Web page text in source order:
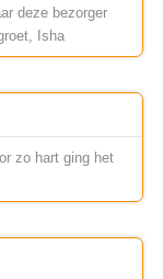
deze bezorger
Isha
zo hart ging het